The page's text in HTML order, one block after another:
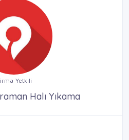
Yetkili
Halı Yıkama